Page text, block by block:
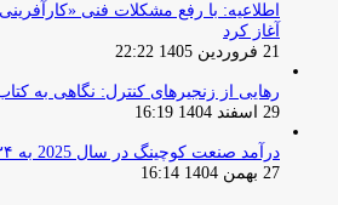
اطلاعیه: با رفع مشکلات فنی
آغاز کرد
21 فروردین 1405 22:22
رهایی از زنجیرهای کنترل: نگاهی به
29 اسفند 1404 16:19
درآمد صنعت کوچینگ در سال 2025 به ۵.۳۴ میلیارد دلار آمریکا رسید
27 بهمن 1404 16:14